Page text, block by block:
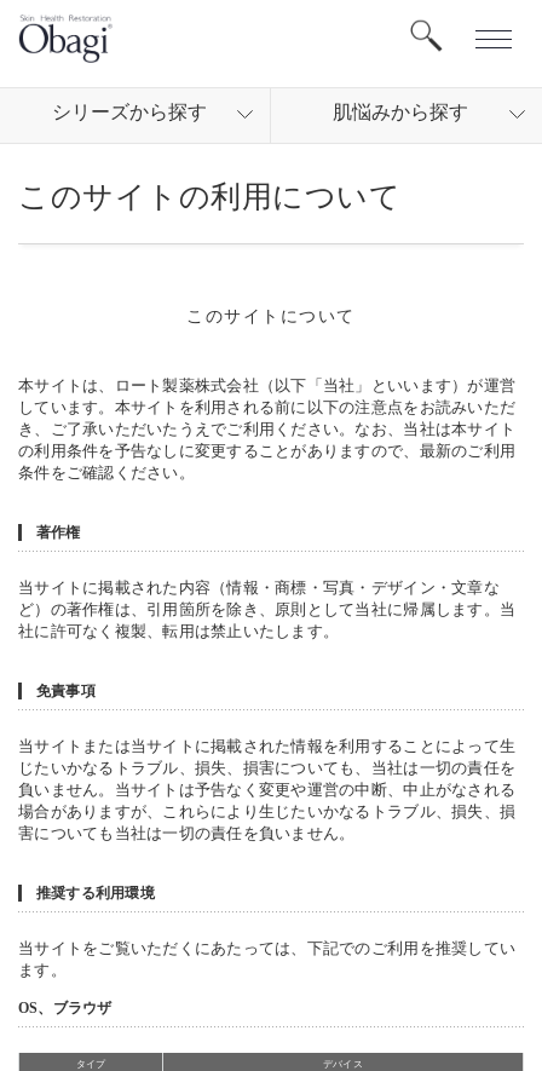
シリ ーズから探す 肌悩みから探す
このサイトの利用について
このサイトについて
本サイトは、ロート製薬株式会社（以下「当社」といいます）が運営
しています。本サイトを利用される前に以下の注意点をお読みいただ
き、ご了承いただいたうえでご利用ください。なお、当社は本サイト
の利用条件を予告なしに変更することがありますので、最新のご利用
条件をご確認ください。
著作権
当サイトに掲載された内容（情報・商標・写真・デザイン・文章な
ど）の著作権は、引用箇所を除き、原則として当社に帰属します。当
社に許可なく複製、転用は禁止いたします。
免責事項
当サイトまたは当サイトに掲載された情報を利用することによって生
じたいかなるトラブル、損失、損害についても、当社は一切の責任を
負いません。当サイトは予告なく変更や運営の中断、中止がなされる
場合がありますが、これらにより生じたいかなるトラブル、損失、損
害についても当社は一切の責任を負いません。
推奨する利用環境
当サイトをご覧いただくにあたっては、下記でのご利用を推奨してい
ます。
OS、ブラウザ
タイプ デバイス